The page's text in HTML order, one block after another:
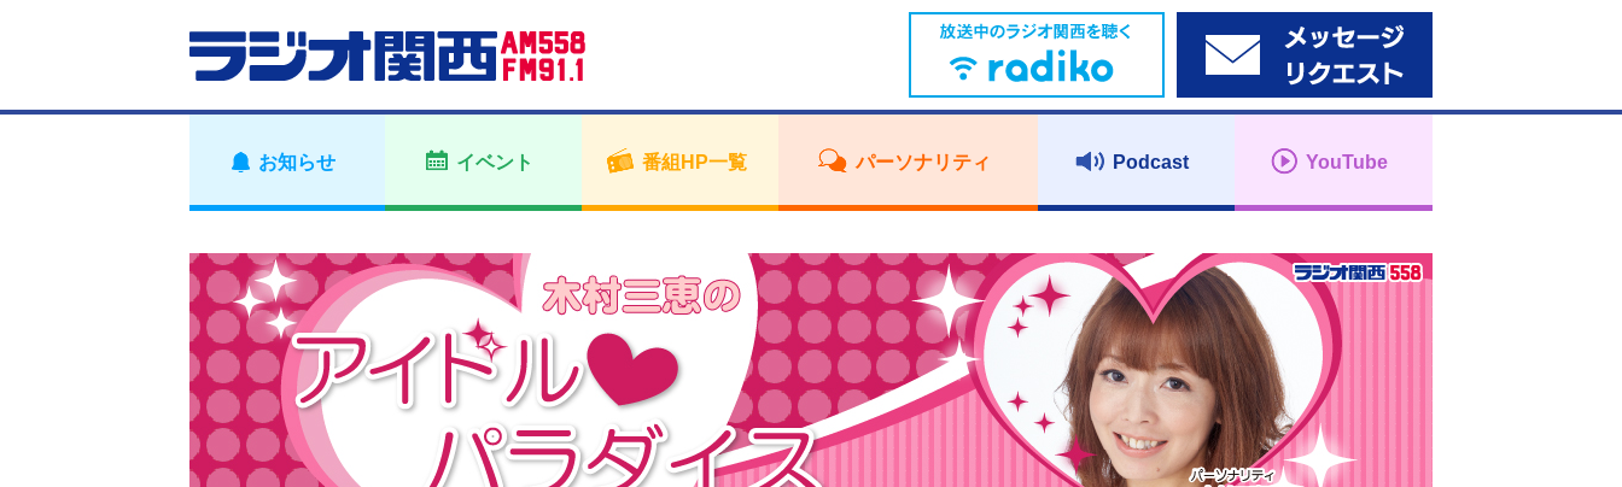
お知らせ イベント 番組HP一覧 パーソナリティ Podcast YouTube